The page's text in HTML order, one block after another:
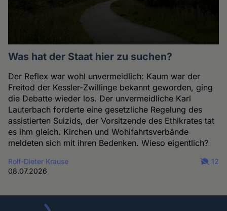
Was hat der Staat hier zu suchen?
Der Reflex war wohl unvermeidlich: Kaum war der
Freitod der Kessler-Zwillinge bekannt geworden, ging
die Debatte wieder los. Der unvermeidliche Karl
Lauterbach forderte eine gesetzliche Regelung des
assistierten Suizids, der Vorsitzende des Ethikrates tat
es ihm gleich. Kirchen und Wohlfahrtsverbände
meldeten sich mit ihren Bedenken. Wieso eigentlich?
Rolf-Dieter Krause
08.07.2026
12